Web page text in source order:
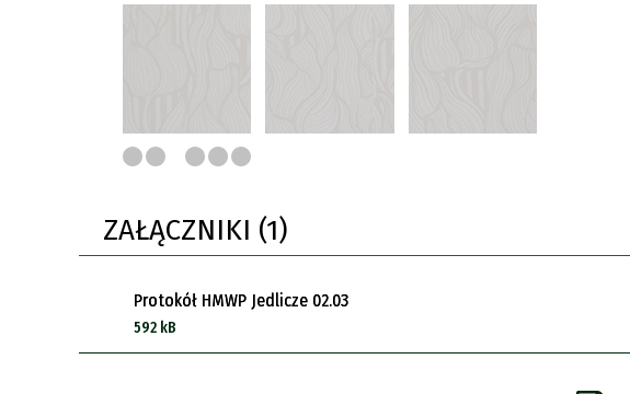
ZAŁĄCZNIKI (1)
Protokół HMWP Jedlicze 02.03
592 kB